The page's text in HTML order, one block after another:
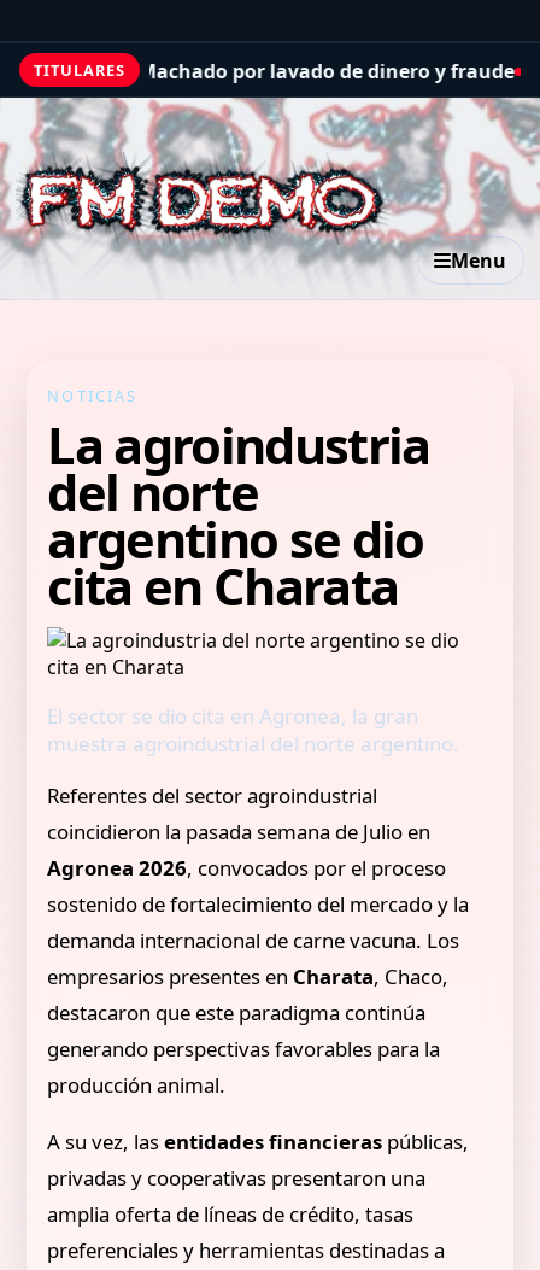
TITULARES
Fred Machado por lavado de dinero y fraude Quiniela
Menu
NOTICIAS
La agroindustria
del norte
argentino se dio
cita en Charata
El sector se dio cita en Agronea, la gran
muestra agroindustrial del norte argentino.
Referentes del sector agroindustrial
coincidieron la pasada semana de Julio en
Agronea 2026, convocados por el proceso
sostenido de fortalecimiento del mercado y la
demanda internacional de carne vacuna. Los
empresarios presentes en Charata, Chaco,
destacaron que este paradigma continúa
generando perspectivas favorables para la
producción animal.
A su vez, lasentidades financieras públicas,
privadas y cooperativas presentaron una
amplia oferta de líneas de crédito, tasas
preferenciales y herramientas destinadas a